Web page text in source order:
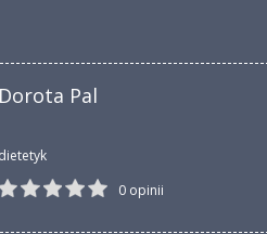
Dorota Pal
dietetyk
0 opinii